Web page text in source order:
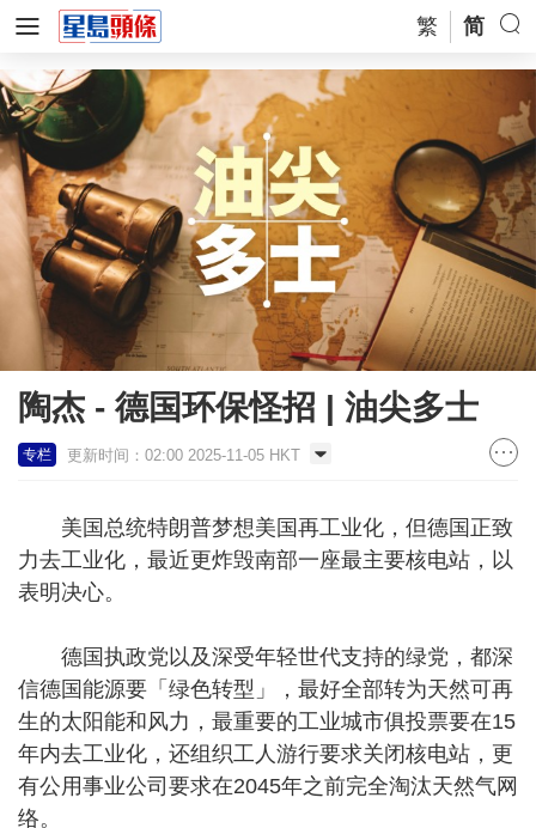
繁 简
陶杰 - 德国环保怪招 | 油尖多士
专栏 更新时间：02:00 2025-11-05 HKT
美国总统特朗普梦想美国再工业化，但德国正致
力去工业化，最近更炸毁南部一座最主要核电站，以
表明决心。
德国执政党以及深受年轻世代支持的绿党，都深
信德国能源要「绿色转型」，最好全部转为天然可再
生的太阳能和风力，最重要的工业城市俱投票要在15
年内去工业化，还组织工人游行要求关闭核电站，更
有公用事业公司要求在2045年之前完全淘汰天然气网
络。